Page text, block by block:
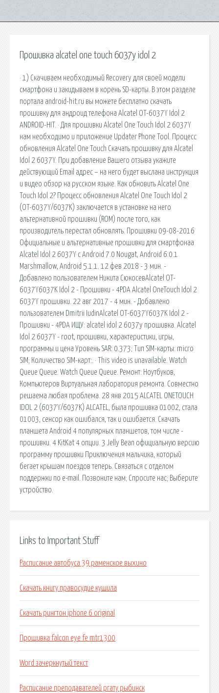
Прошивка alcatel one touch 6037y idol 2
· 1) Скачиваем необходимый Recovery для своей модели
смартфона и закидываем в корень SD-карты. В этом разделе
портала android-hit.ru вы можете бесплатно скачать
прошивку для андроид телефона Alcatel OT-6037Y Idol 2
ANDROID-HIT. · Для прошивки Alcatel One Touch Idol 2 6037Y
нам необходимо и приложение Updater Phone Tool. Процесс
обновления Alcatel One Touch Скачать прошивку для Alcatel
Idol 2 6037Y. При добавление Вашего отзыва укажите
действующий Email адрес – на него будет выслана инструкция
и видео обзор на русском языке. Как обновить Alcatel One
Touch Idol 2? Процесс обновления Alcatel One Touch Idol 2
(OT-6037Y/6037K) заключается в установке на него
альтернативной прошивки (ROM) после того, как
производитель перестал обновлять. Прошивки 09-08-2016
Официальные и альтернативные прошивки для смартфонаа
Alcatel Idol 2 6037Y с Android 7.0 Nougat, Android 6.0.1
Marshmallow, Android 5.1.1. 12 фев 2018 - 3 мин. -
Добавлено пользователем Никита СюкосевAlcatel OT-
6037Y6037K Idol 2 - Прошивки - 4PDA Alcatel OneTouch Idol 2
6037Y прошивки. 22 авг 2017 - 4 мин. - Добавлено
пользователем Dmitrii IudinAlcatel OT-6037Y6037K Idol 2 -
Прошивки - 4PDA ИЩУ: alcatel idol 2 6037y прошивка. Alcatel
Idol 2 6037Y - root, прошивки, характеристики, игры,
программы и цена Уровень SAR: 0.373; Тип SIM-карты: micro
SIM; Количество SIM-карт:. · This video is unavailable. Watch
Queue Queue. Watch Queue Queue. Ремонт: Ноутбуков,
Компьютеров Виртуальная лаборатория ремонта. Совместно
решаема любая проблема. 28 янв 2015 ALCATEL ONETOUCH
IDOL 2 (6037Y/6037K) ALCATEL, была прошивка 01002, стала
01003, сенсор как ошибался, так и ошибается. Скачать
планшета Android 4 популярных планшетов, том числе -
прошивки. 4 KitKat 4 опции. 3 Jelly Bean официальную версию
программу прошивки Приключения мальчика, который
бегает крышам поездов теперь. Связаться с отделом
поддержки по e-mail. Позвоните нам; Спросите нас; Выберите
устройство.
Links to Important Stuff
Расписание автобуса 39 раменское выхино
Скачать книгу правосудие кушила
Скачать рингтон iphone 6 original
Прошивка falcon eye fe mtr1300
Word зачеркнутый текст
Расписание преподавателей ргату рыбинск